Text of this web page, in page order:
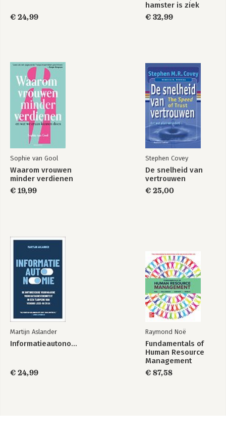
€ 24,99
hamster is ziek
€ 32,99
Sophie van Gool
Waarom vrouwen
minder verdienen
€ 19,99
Stephen Covey
De snelheid van
vertrouwen
€ 25,00
Martijn Aslander
Informatieautonomie
€ 24,99
Raymond Noë
Fundamentals of
Human Resource
Management
€ 87,58